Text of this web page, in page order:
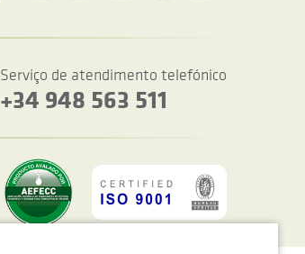
Serviço de atendimento telefónico
+34 948 563 511